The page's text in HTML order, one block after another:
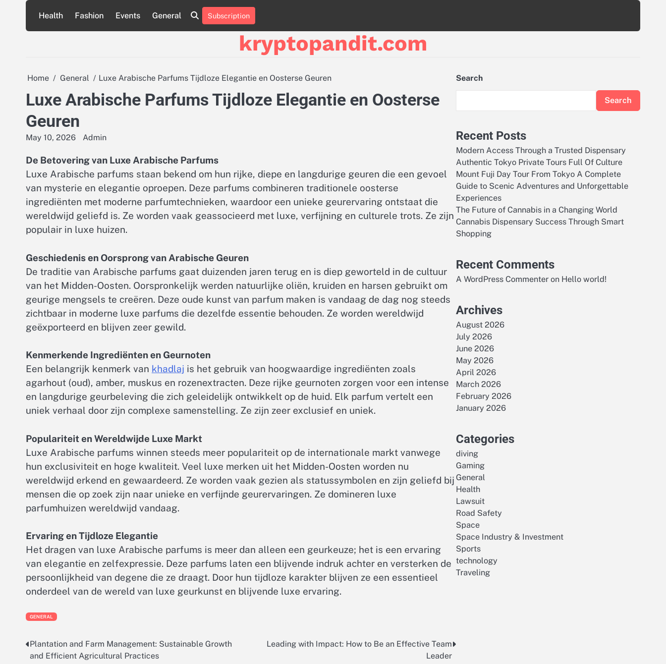
content
Health Fashion Events General Subscription
kryptopandit.com
Home General Luxe Arabische Parfums Tijdloze Elegantie en Oosterse Geuren
Luxe Arabische Parfums Tijdloze Elegantie en Oosterse
Geuren
May 10, 2026 Admin
De Betovering van Luxe Arabische Parfums
Luxe Arabische parfums staan bekend om hun rijke, diepe en langdurige geuren die een gevoel
van mysterie en elegantie oproepen. Deze parfums combineren traditionele oosterse
ingrediënten met moderne parfumtechnieken, waardoor een unieke geurervaring ontstaat die
wereldwijd geliefd is. Ze worden vaak geassocieerd met luxe, verfijning en culturele trots. Ze zijn
populair in luxe huizen.
Geschiedenis en Oorsprong van Arabische Geuren
De traditie van Arabische parfums gaat duizenden jaren terug en is diep geworteld in de cultuur
van het Midden-Oosten. Oorspronkelijk werden natuurlijke oliën, kruiden en harsen gebruikt om
geurige mengsels te creëren. Deze oude kunst van parfum maken is vandaag de dag nog steeds
zichtbaar in moderne luxe parfums die dezelfde essentie behouden. Ze worden wereldwijd
geëxporteerd en blijven zeer gewild.
Kenmerkende Ingrediënten en Geurnoten
Een belangrijk kenmerk van khadlaj is het gebruik van hoogwaardige ingrediënten zoals
agarhout (oud), amber, muskus en rozenextracten. Deze rijke geurnoten zorgen voor een intense
en langdurige geurbeleving die zich geleidelijk ontwikkelt op de huid. Elk parfum vertelt een
uniek verhaal door zijn complexe samenstelling. Ze zijn zeer exclusief en uniek.
Populariteit en Wereldwijde Luxe Markt
Luxe Arabische parfums winnen steeds meer populariteit op de internationale markt vanwege
hun exclusiviteit en hoge kwaliteit. Veel luxe merken uit het Midden-Oosten worden nu
wereldwijd erkend en gewaardeerd. Ze worden vaak gezien als statussymbolen en zijn geliefd bij
mensen die op zoek zijn naar unieke en verfijnde geurervaringen. Ze domineren luxe
parfumhuizen wereldwijd vandaag.
Ervaring en Tijdloze Elegantie
Het dragen van luxe Arabische parfums is meer dan alleen een geurkeuze; het is een ervaring
van elegantie en zelfexpressie. Deze parfums laten een blijvende indruk achter en versterken de
persoonlijkheid van degene die ze draagt. Door hun tijdloze karakter blijven ze een essentieel
onderdeel van de wereld van luxe geurkunst en blijvende luxe ervaring.
GENERAL
Post
Plantation and Farm Management: Sustainable Growth
and Efficient Agricultural Practices
Leading with Impact: How to Be an Effective Team
Leader
Search
Search
Recent Posts
Modern Access Through a Trusted Dispensary
Authentic Tokyo Private Tours Full Of Culture
Mount Fuji Day Tour From Tokyo A Complete
Guide to Scenic Adventures and Unforgettable
Experiences
The Future of Cannabis in a Changing World
Cannabis Dispensary Success Through Smart
Shopping
Recent Comments
A WordPress Commenter on Hello world!
Archives
August 2026
July 2026
June 2026
May 2026
April 2026
March 2026
February 2026
January 2026
Categories
diving
Gaming
General
Health
Lawsuit
Road Safety
Space
Space Industry & Investment
Sports
technology
Traveling